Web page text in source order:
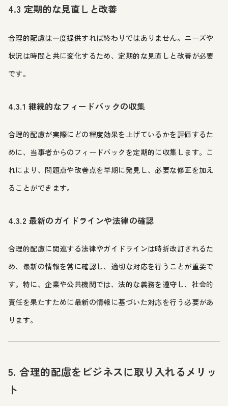
4.3 定期的な見直しと改善
合理的配慮は一度提供すれば終わりではありません。ニーズや
状況は時間と共に変化するため、定期的な見直しと改善が必要
です。
4.3.1 継続的なフィードバックの収集
合理的配慮が実際にどの程度効果を上げているかを評価するた
めに、当事者からのフィードバックを定期的に収集します。こ
れにより、問題点や改善点を早期に発見し、必要な修正を加え
ることができます。
4.3.2 最新のガイドラインや法律の確認
合理的配慮に関連する法律やガイドラインは時折改訂されるた
め、最新の情報を常に確認し、適切な対応を行うことが重要で
す。特に、企業や公共機関では、法的な義務を遵守し、社会的
責任を果たすために最新の情報に基づいた対応を行う必要があ
ります。
5. 合理的配慮をビジネスに取り入れるメリッ
ト